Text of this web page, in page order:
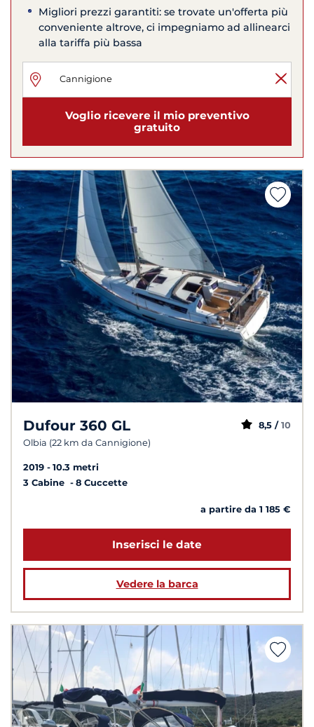
Migliori prezzi garantiti: se trovate un'offerta più
conveniente altrove, ci impegniamo ad allinearci
alla tariffa più bassa
Voglio ricevere il mio preventivo
gratuito
Dufour 360 GL
Olbia (22 km da Cannigione)
8,5 / 10
2019
10.3 metri
3 Cabine
8 Cuccette
a partire da 1 185 €
Inserisci le date
Vedere la barca